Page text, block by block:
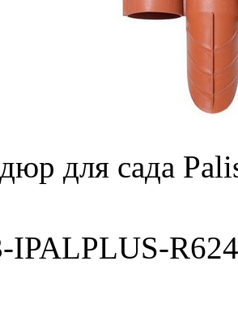
для сада
IPALPLUS-R624